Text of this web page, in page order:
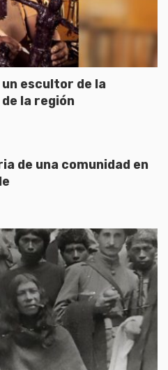
escultor de la
la región
de una comunidad en